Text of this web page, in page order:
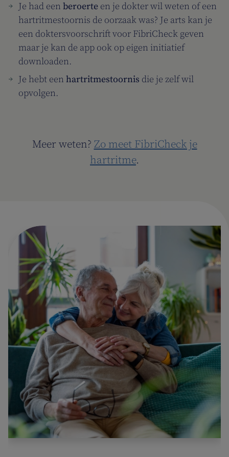
Je had een beroerte en je dokter wil weten of een
hartritmestoornis de oorzaak was? Je arts kan je
een doktersvoorschrift voor FibriCheck geven
maar je kan de app ook op eigen initiatief
downloaden.
Je hebt een hartritmestoornis die je zelf wil
opvolgen.
Meer weten? Zo meet FibriCheck je
hartritme.